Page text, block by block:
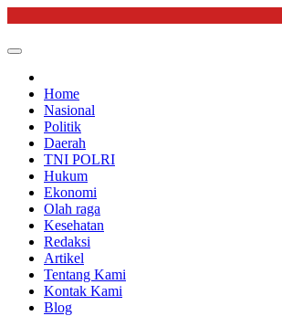
content
Home
Nasional
Politik
Daerah
TNI POLRI
Hukum
Ekonomi
Olah raga
Kesehatan
Redaksi
Artikel
Tentang Kami
Kontak Kami
Blog